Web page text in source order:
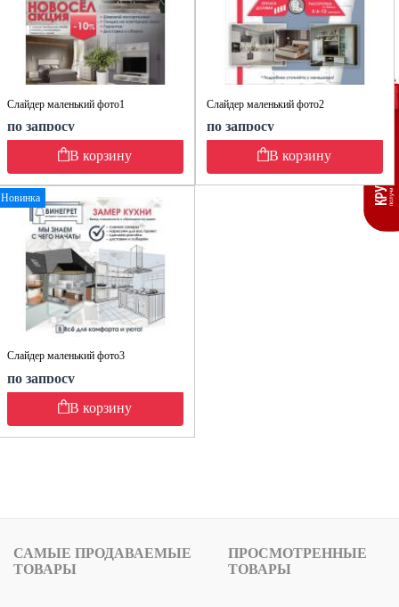
Слайдер маленький фото1
по запросу
В корзину
Слайдер маленький фото2
по запросу
В корзину
Новинка
Слайдер маленький фото3
по запросу
В корзину
САМЫЕ ПРОДАВАЕМЫЕ
ТОВАРЫ
ПРОСМОТРЕННЫЕ
ТОВАРЫ